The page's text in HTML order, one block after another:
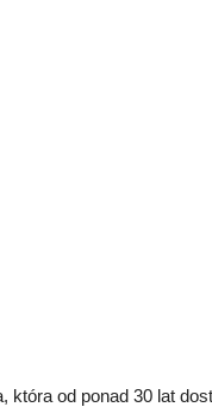
która od ponad 30 lat